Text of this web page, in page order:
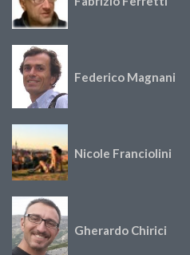
Federico Magnani
Nicole Franciolini
Gherardo Chirici